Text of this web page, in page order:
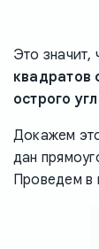
Это значит,
квадратов
острого
Докажем
дан
Проведем в